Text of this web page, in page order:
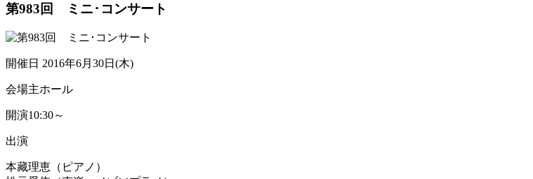
第983回 ミニ･コンサート
開催日 2016年6月30日(木)
会場主ホール
開演10:30～
出演
本藏理恵（ピアノ）